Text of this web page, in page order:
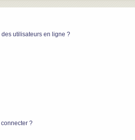
utilisateurs en ligne ?
connecter ?